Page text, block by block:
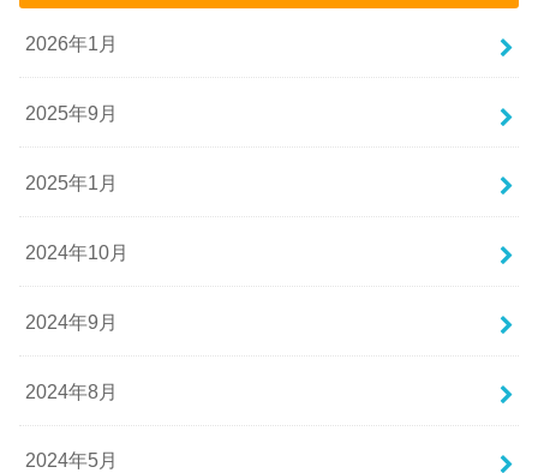
2026年1月
2025年9月
2025年1月
2024年10月
2024年9月
2024年8月
2024年5月